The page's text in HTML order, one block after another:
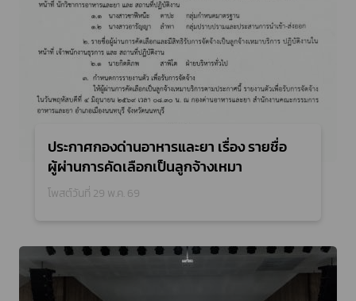
ประกาศกองด่านอาหารและยา เรื่อง รายชื่อ
ผู้ผ่านการคัดเลือกเป็นลูกจ้างเหมา
โพสต์วันที่ 29 พ.ค. 69